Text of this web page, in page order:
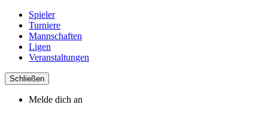
Spieler
Turniere
Mannschaften
Ligen
Veranstaltungen
Schließen
Melde dich an